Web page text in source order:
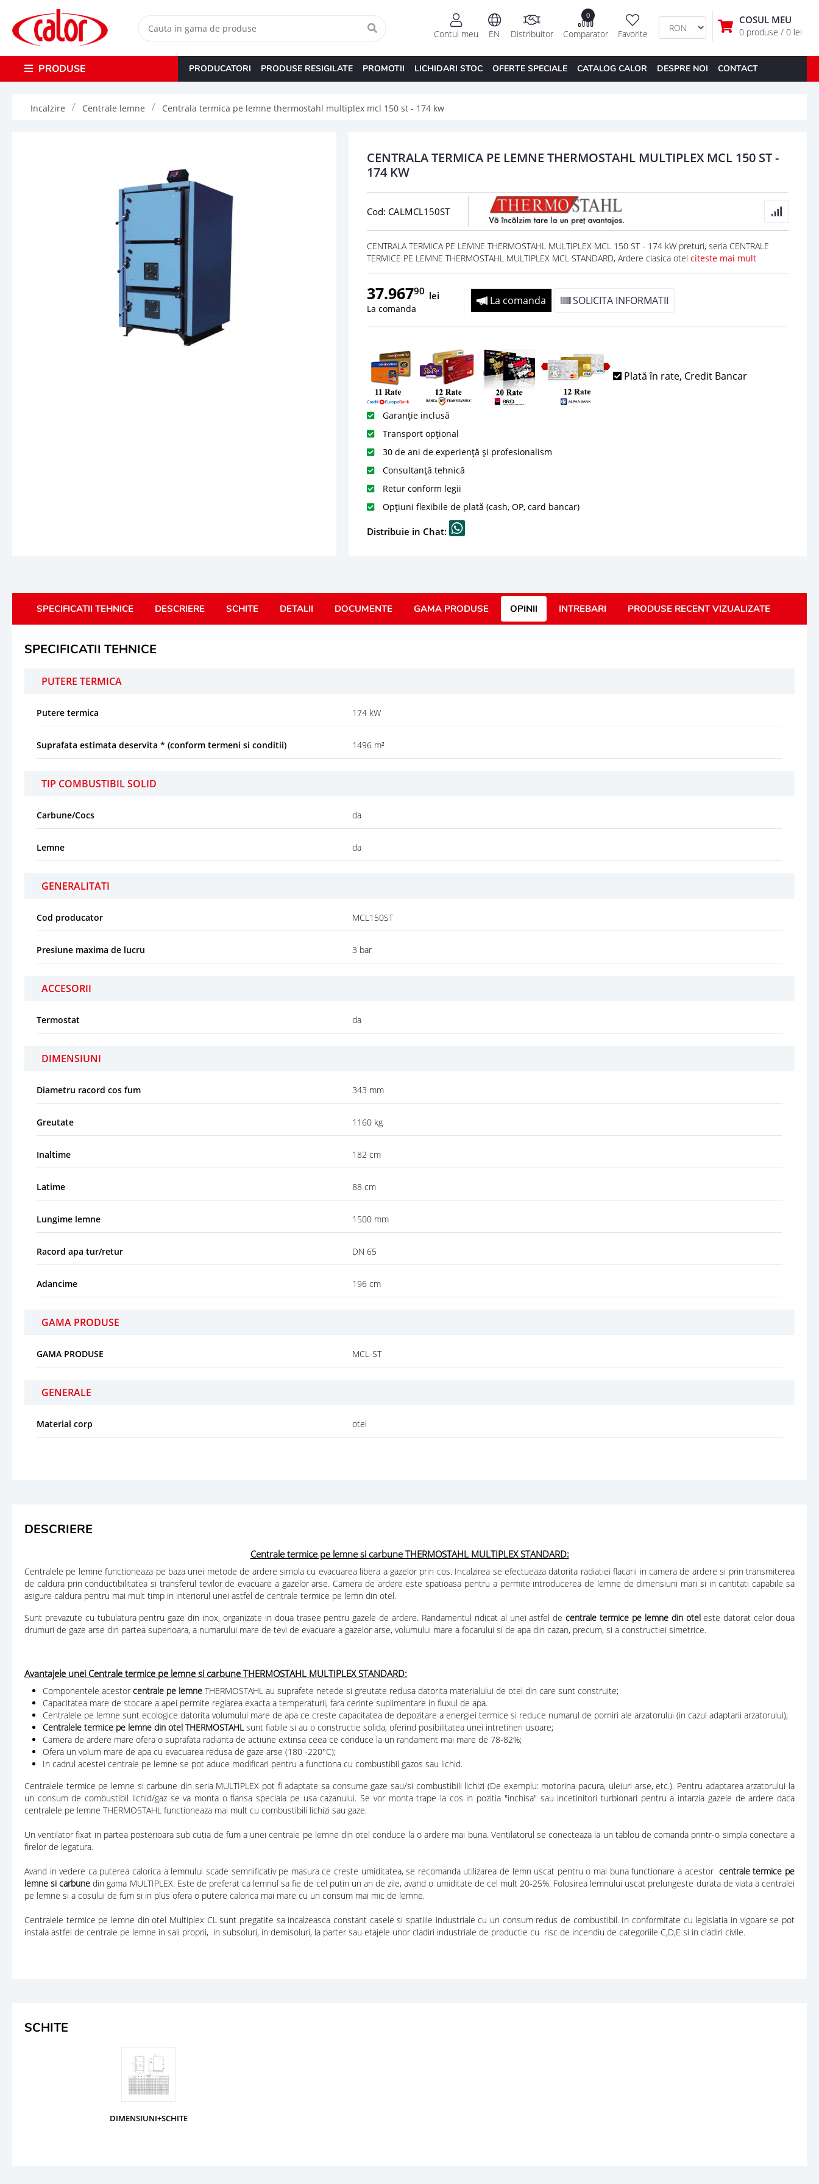
COSUL MEU
0 produse / 0 lei
Favorite
0
Comparator
Distribuitor
EN
Contul meu
PRODUSE PRODUCATORI PRODUSE RESIGILATE PROMOTII LICHIDARI STOC OFERTE SPECIALE CATALOG CALOR DESPRE NOI CONTACT
Incalzire Centrale lemne Centrala termica pe lemne thermostahl multiplex mcl 150 st - 174 kw
CENTRALA TERMICA PE LEMNE THERMOSTAHL MULTIPLEX MCL 150 ST -
174 KW
Cod: CALMCL150ST
CENTRALA TERMICA PE LEMNE THERMOSTAHL MULTIPLEX MCL 150 ST - 174 kW preturi, seria CENTRALE
TERMICE PE LEMNE THERMOSTAHL MULTIPLEX MCL STANDARD, Ardere clasica otel citeste mai mult
37.96790 lei
La comanda
La comanda SOLICITA INFORMATII
Plată în rate, Credit Bancar
Garanție inclusă
Transport opțional
30 de ani de experiență și profesionalism
Consultanță tehnică
Retur conform legii
Opțiuni flexibile de plată (cash, OP, card bancar)
Distribuie in Chat:
SPECIFICATII TEHNICE DESCRIERE SCHITE DETALII DOCUMENTE GAMA PRODUSE OPINII INTREBARI PRODUSE RECENT VIZUALIZATE
SPECIFICATII TEHNICE
PUTERE TERMICA
Putere termica 174 kW
Suprafata estimata deservita * (conform termeni si conditii) 1496 m²
TIP COMBUSTIBIL SOLID
Carbune/Cocs da
Lemne da
GENERALITATI
Cod producator MCL150ST
Presiune maxima de lucru 3 bar
ACCESORII
Termostat da
DIMENSIUNI
Diametru racord cos fum 343 mm
Greutate 1160 kg
Inaltime 182 cm
Latime 88 cm
Lungime lemne 1500 mm
Racord apa tur/retur DN 65
Adancime 196 cm
GAMA PRODUSE
GAMA PRODUSE MCL-ST
GENERALE
Material corp otel
DESCRIERE
Centrale termice pe lemne si carbune THERMOSTAHL MULTIPLEX STANDARD:
Centralele pe lemne functioneaza pe baza unei metode de ardere simpla cu evacuarea libera a gazelor prin cos. Incalzirea se efectueaza datorita radiatiei flacarii in camera de ardere si prin transmiterea
de caldura prin conductibilitatea si transferul tevilor de evacuare a gazelor arse. Camera de ardere este spatioasa pentru a permite introducerea de lemne de dimensiuni mari si in cantitati capabile sa
asigure caldura pentru mai mult timp in interiorul unei astfel de centrale termice pe lemn din otel.
Sunt prevazute cu tubulatura pentru gaze din inox, organizate in doua trasee pentru gazele de ardere. Randamentul ridicat al unei astfel decentrale termice pe lemne din oteleste datorat celor doua
drumuri de gaze arse din partea superioara, a numarului mare de tevi de evacuare a gazelor arse, volumului mare a focarului si de apa din cazan, precum, si a constructiei simetrice.
Avantajele unei Centrale termice pe lemne si carbune THERMOSTAHL MULTIPLEX STANDARD:
Componentele acestor centrale pe lemne THERMOSTAHL au suprafete netede si greutate redusa datorita materialului de otel din care sunt construite;
Capacitatea mare de stocare a apei permite reglarea exacta a temperaturii, fara cerinte suplimentare in fluxul de apa.
Centralele pe lemne sunt ecologice datorita volumului mare de apa ce creste capacitatea de depozitare a energiei termice si reduce numarul de porniri ale arzatorului (in cazul adaptarii arzatorului);
Centralele termice pe lemne din otel THERMOSTAHLsunt fiabile si au o constructie solida, oferind posibilitatea unei intretineri usoare;
Camera de ardere mare ofera o suprafata radianta de actiune extinsa ceea ce conduce la un randament mai mare de 78-82%;
Ofera un volum mare de apa cu evacuarea redusa de gaze arse (180 -220°C);
In cadrul acestei centrale pe lemne se pot aduce modificari pentru a functiona cu combustibil gazos sau lichid.
Centralele termice pe lemne si carbune din seria MULTIPLEX pot fi adaptate sa consume gaze sau/si combustibili lichizi (De exemplu: motorina-pacura, uleiuri arse, etc.). Pentru adaptarea arzatorului la
un consum de combustibil lichid/gaz se va monta o flansa speciala pe usa cazanului. Se vor monta trape la cos in pozitia "inchisa" sau incetinitori turbionari pentru a intarzia gazele de ardere daca
centralele pe lemne THERMOSTAHL functioneaza mai mult cu combustibili lichizi sau gaze.
Un ventilator fixat in partea posterioara sub cutia de fum a unei centrale pe lemne din otel conduce la o ardere mai buna. Ventilatorul se conecteaza la un tablou de comanda printr-o simpla conectare a
firelor de legatura.
Avand in vedere ca puterea calorica a lemnului scade semnificativ pe masura ce creste umiditatea, se recomanda utilizarea de lemn uscat pentru o mai buna functionare a acestor centrale termice pe
lemne si carbunedin gama MULTIPLEX. Este de preferat ca lemnul sa fie de cel putin un an de zile, avand o umiditate de cel mult 20-25%. Folosirea lemnului uscat prelungeste durata de viata a centralei
pe lemne si a cosului de fum si in plus ofera o putere calorica mai mare cu un consum mai mic de lemne.
Centralele termice pe lemne din otel Multiplex CL sunt pregatite sa incalzeasca constant casele si spatiile industriale cu un consum redus de combustibil. In conformitate cu legislatia in vigoare se pot
instala astfel de centrale pe lemne in sali proprii, in subsoluri, in demisoluri, la parter sau etajele unor cladiri industriale de productie cu risc de incendiu de categoriile C,D,E si in cladiri civile.
SCHITE
DIMENSIUNI+SCHITE